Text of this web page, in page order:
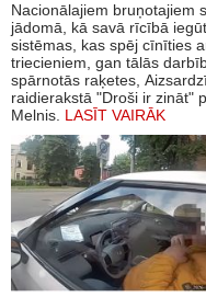
Nacionālajiem bruņotajiem
jādomā, kā savā rīcībā
sistēmas, kas spēj cīnīties
triecieniem, gan tālās
spārnotās raķetes,
raidierakstā "Droši ir zināt"
Melnis. LASĪT VAIRĀK